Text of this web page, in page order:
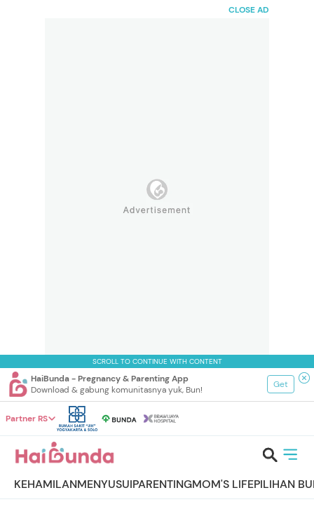
CLOSE AD
SCROLL TO CONTINUE WITH CONTENT
HaiBunda - Pregnancy & Parenting App
Download & gabung komunitasnya yuk, Bun!
Get
Partner RS
KEHAMILANMENYUSUIPARENTINGMOM'S LIFEPILIHAN